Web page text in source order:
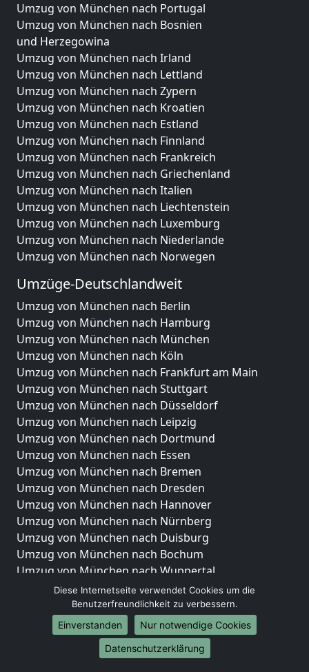
Umzug von München nach Portugal
Umzug von München nach Bosnien
und Herzegowina
Umzug von München nach Irland
Umzug von München nach Lettland
Umzug von München nach Zypern
Umzug von München nach Kroatien
Umzug von München nach Estland
Umzug von München nach Finnland
Umzug von München nach Frankreich
Umzug von München nach Griechenland
Umzug von München nach Italien
Umzug von München nach Liechtenstein
Umzug von München nach Luxemburg
Umzug von München nach Niederlande
Umzug von München nach Norwegen
Umzüge-Deutschlandweit
Umzug von München nach Berlin
Umzug von München nach Hamburg
Umzug von München nach München
Umzug von München nach Köln
Umzug von München nach Frankfurt am Main
Umzug von München nach Stuttgart
Umzug von München nach Düsseldorf
Umzug von München nach Leipzig
Umzug von München nach Dortmund
Umzug von München nach Essen
Umzug von München nach Bremen
Umzug von München nach Dresden
Umzug von München nach Hannover
Umzug von München nach Nürnberg
Umzug von München nach Duisburg
Umzug von München nach Bochum
Umzug von München nach Wuppertal
Umzug von München nach Bielefeld
Umzug von München nach Bonn
Umzug von München nach Münster
Internationale-Umzüge
Diese Internetseite verwendet Cookies um die
Benutzerfreundlichkeit zu verbessern.
Einverstanden
Nur notwendige Cookies
Datenschutzerklärung